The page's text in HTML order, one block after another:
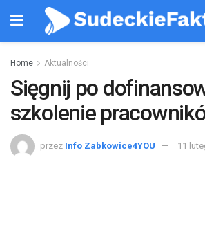
Home Aktualności
Sięgnij po
szkolenie
przez Info Zabkowice4YOU 11